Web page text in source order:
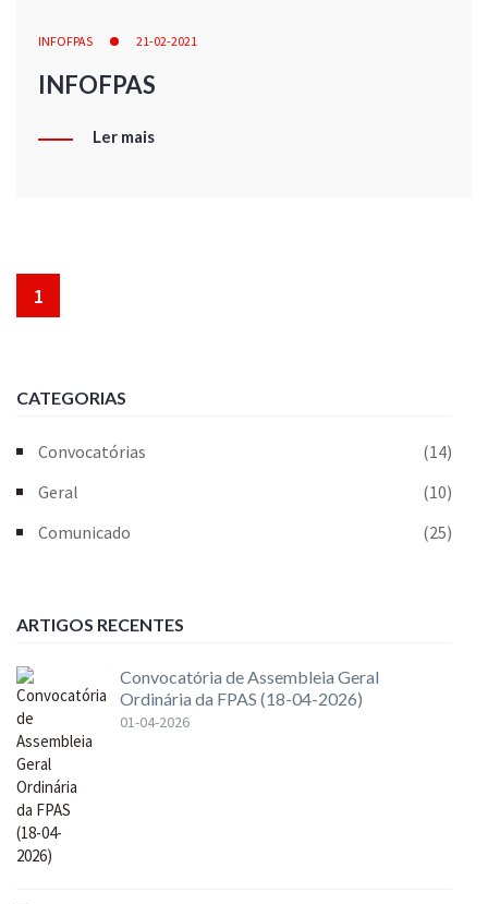
INFOFPAS 21-02-2021
INFOFPAS
Ler mais
1
CATEGORIAS
Convocatórias
(14)
Geral
(10)
Comunicado
(25)
ARTIGOS RECENTES
Convocatória de Assembleia Geral
Ordinária da FPAS (18-04-2026)
01-04-2026